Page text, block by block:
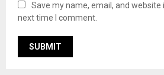
Save my name, email, and
next time I comment.